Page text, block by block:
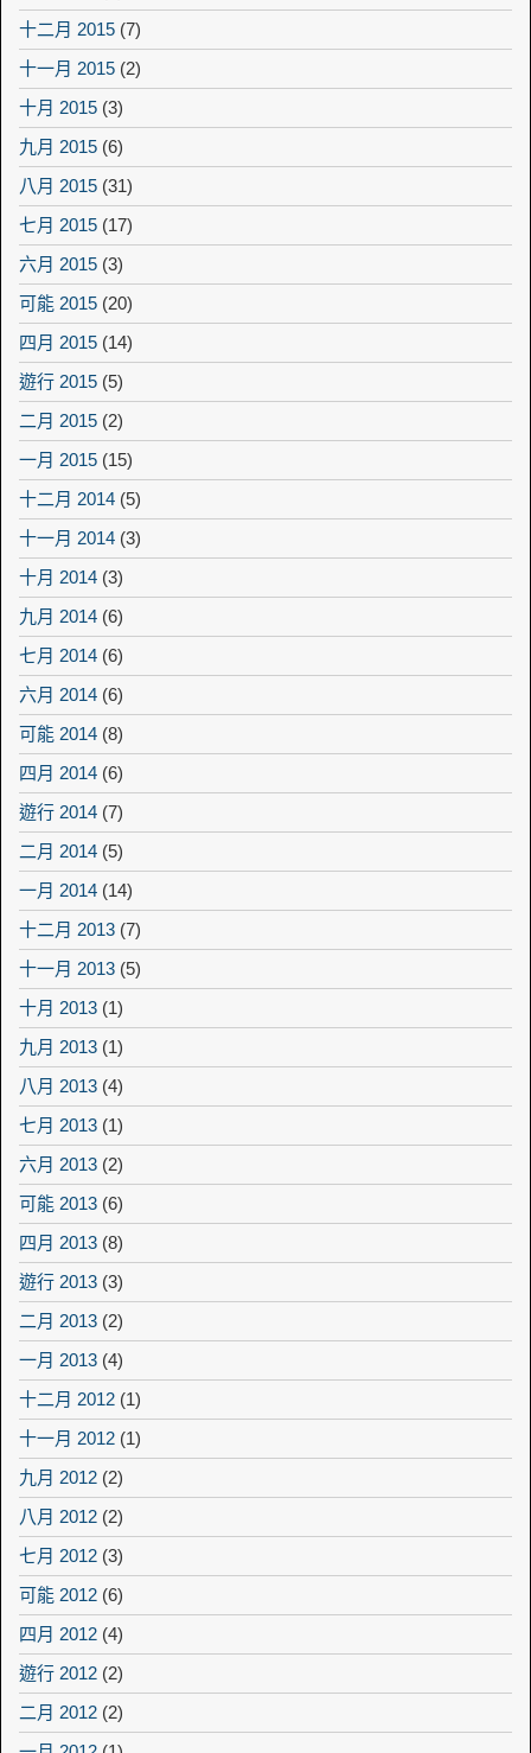
十二月 2015 (7)
十一月 2015 (2)
十月 2015 (3)
九月 2015 (6)
八月 2015 (31)
七月 2015 (17)
六月 2015 (3)
可能 2015 (20)
四月 2015 (14)
遊行 2015 (5)
二月 2015 (2)
一月 2015 (15)
十二月 2014 (5)
十一月 2014 (3)
十月 2014 (3)
九月 2014 (6)
七月 2014 (6)
六月 2014 (6)
可能 2014 (8)
四月 2014 (6)
遊行 2014 (7)
二月 2014 (5)
一月 2014 (14)
十二月 2013 (7)
十一月 2013 (5)
十月 2013 (1)
九月 2013 (1)
八月 2013 (4)
七月 2013 (1)
六月 2013 (2)
可能 2013 (6)
四月 2013 (8)
遊行 2013 (3)
二月 2013 (2)
一月 2013 (4)
十二月 2012 (1)
十一月 2012 (1)
九月 2012 (2)
八月 2012 (2)
七月 2012 (3)
可能 2012 (6)
四月 2012 (4)
遊行 2012 (2)
二月 2012 (2)